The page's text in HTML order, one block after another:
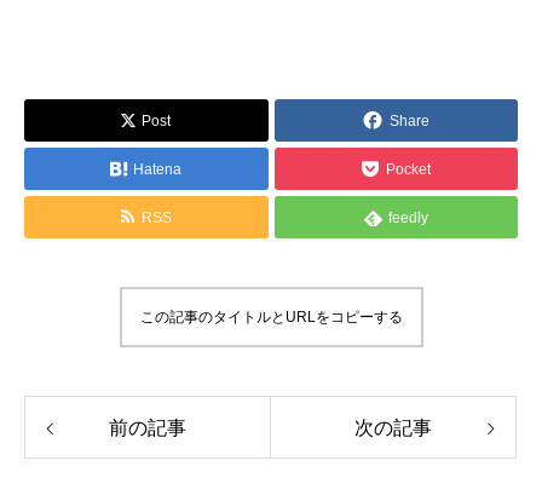
Post Share
Hatena Pocket
RSS feedly
この記事のタイトルとURLをコピーする
前の記事 次の記事